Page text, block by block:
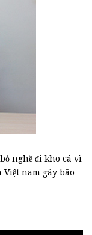
nghề đi kho cá vì
nam gây bão